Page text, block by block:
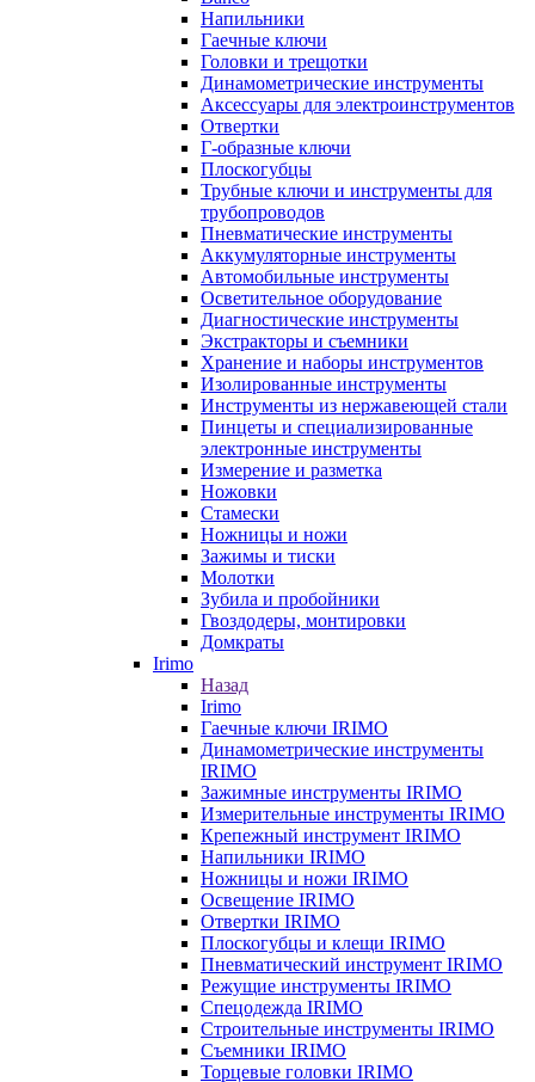
Напильники
Гаечные ключи
Головки и трещотки
Динамометрические инструменты
Аксессуары для электроинструментов
Отвертки
Г-образные ключи
Плоскогубцы
Трубные ключи и инструменты для
трубопроводов
Пневматические инструменты
Аккумуляторные инструменты
Автомобильные инструменты
Осветительное оборудование
Диагностические инструменты
Экстракторы и съемники
Хранение и наборы инструментов
Изолированные инструменты
Инструменты из нержавеющей стали
Пинцеты и специализированные
электронные инструменты
Измерение и разметка
Ножовки
Стамески
Ножницы и ножи
Зажимы и тиски
Молотки
Зубила и пробойники
Гвоздодеры, монтировки
Домкраты
Irimo
Назад
Irimo
Гаечные ключи IRIMO
Динамометрические инструменты
IRIMO
Зажимные инструменты IRIMO
Измерительные инструменты IRIMO
Крепежный инструмент IRIMO
Напильники IRIMO
Ножницы и ножи IRIMO
Освещение IRIMO
Отвертки IRIMO
Плоскогубцы и клещи IRIMO
Пневматический инструмент IRIMO
Режущие инструменты IRIMO
Спецодежда IRIMO
Строительные инструменты IRIMO
Съемники IRIMO
Торцевые головки IRIMO